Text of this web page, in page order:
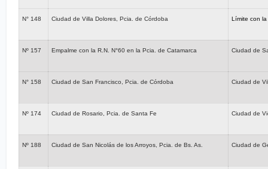
N° 148 Ciudad de Villa Dolores, Pcia. de Córdoba Límite con
Nº 157 Empalme con la R.N. N°60 en la Pcia. de Catamarca Ciudad de
N° 158 Ciudad de San Francisco, Pcia. de Córdoba Ciudad de
Nº 174 Ciudad de Rosario, Pcia. de Santa Fe Ciudad de
Nº 188 Ciudad de San Nicolás de los Arroyos, Pcia. de Bs. As. Ciudad de